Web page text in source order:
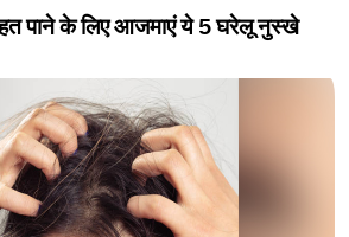
पाने के लिए आजमाएं ये 5 घरेलू नुस्खे